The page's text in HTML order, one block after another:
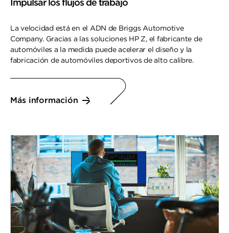
Impulsar los flujos de trabajo
La velocidad está en el ADN de Briggs Automotive
Company. Gracias a las soluciones HP Z, el fabricante de
automóviles a la medida puede acelerar el diseño y la
fabricación de automóviles deportivos de alto calibre.
Más información